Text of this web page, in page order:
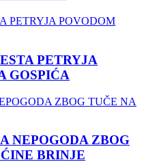
PETRYJA
GOSPIĆA
NEPOGODA ZBOG
BRINJE